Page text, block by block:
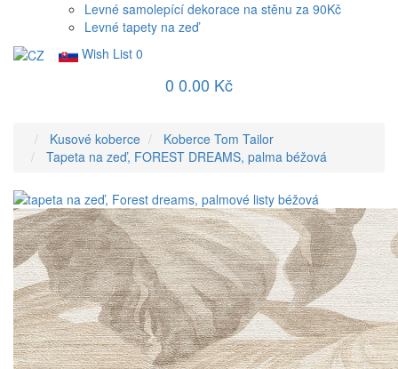
Levné samolepící dekorace na stěnu za 90Kč
Levné tapety na zeď
Wish List 0
0 0.00 Kč
Kusové koberce
Koberce Tom Tailor
Tapeta na zeď, FOREST DREAMS, palma béžová